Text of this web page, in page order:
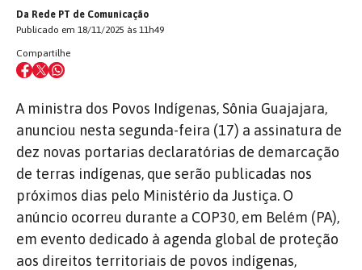
Da Rede PT de Comunicação
Publicado em 18/11/2025 às 11h49
Compartilhe
A ministra dos Povos Indígenas, Sônia Guajajara,
anunciou nesta segunda-feira (17) a assinatura de
dez novas portarias declaratórias de demarcação
de terras indígenas, que serão publicadas nos
próximos dias pelo Ministério da Justiça. O
anúncio ocorreu durante a COP30, em Belém (PA),
em evento dedicado à agenda global de proteção
aos direitos territoriais de povos indígenas,